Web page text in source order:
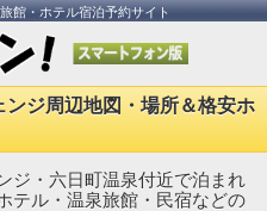
館・ホテル宿泊予約サイト
ジ周辺地図・場所＆格安ホ
ジ・六日町温泉付近で泊まれ
テル・温泉旅館・民宿などの